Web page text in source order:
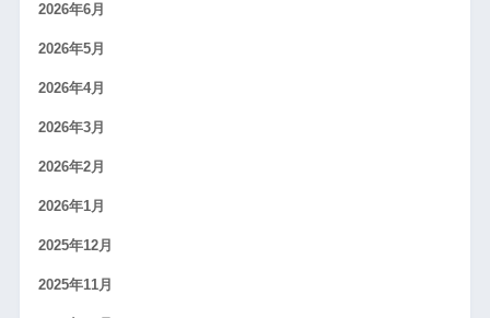
2026年6月
2026年5月
2026年4月
2026年3月
2026年2月
2026年1月
2025年12月
2025年11月